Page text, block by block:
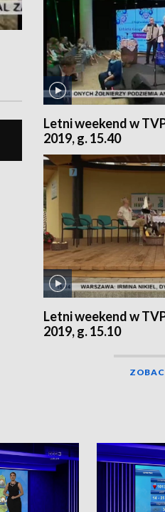
Letni weekend w
2019, g. 15.40
Letni weekend w
2019, g. 15.10